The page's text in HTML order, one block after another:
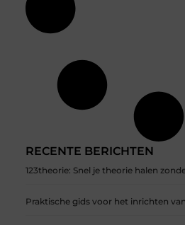
RECENTE BERICHTEN
123theorie: Snel je theorie halen
Praktische gids voor het inrichten